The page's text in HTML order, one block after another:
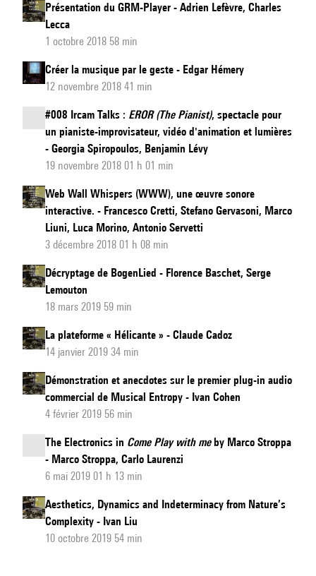
Présentation du GRM-Player - Adrien Lefèvre, Charles
Lecca
1 octobre 2018 58 min
Créer la musique par le geste - Edgar Hémery
12 novembre 2018 41 min
#008 Ircam Talks : EROR (The Pianist), spectacle pour
un pianiste-improvisateur, vidéo d'animation et lumières
- Georgia Spiropoulos, Benjamin Lévy
19 novembre 2018 01 h 01 min
Web Wall Whispers (WWW), une œuvre sonore
interactive. - Francesco Cretti, Stefano Gervasoni, Marco
Liuni, Luca Morino, Antonio Servetti
3 décembre 2018 01 h 08 min
Décryptage de BogenLied - Florence Baschet, Serge
Lemouton
18 mars 2019 59 min
La plateforme « Hélicante » - Claude Cadoz
14 janvier 2019 34 min
Démonstration et anecdotes sur le premier plug-in audio
commercial de Musical Entropy - Ivan Cohen
4 février 2019 56 min
The Electronics in Come Play with meby Marco Stroppa
- Marco Stroppa, Carlo Laurenzi
6 mai 2019 01 h 13 min
Aesthetics, Dynamics and Indeterminacy from Nature’s
Complexity - Ivan Liu
10 octobre 2019 54 min